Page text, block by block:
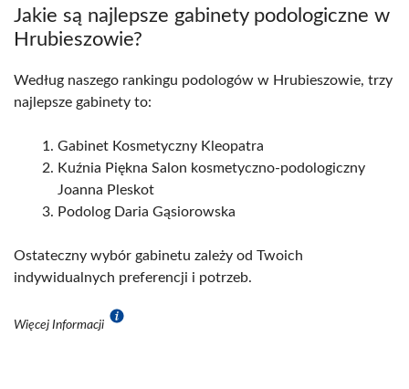
Jakie są najlepsze gabinety podologiczne w
Hrubieszowie?
Według naszego rankingu podologów w Hrubieszowie, trzy
najlepsze gabinety to:
Gabinet Kosmetyczny Kleopatra
Kuźnia Piękna Salon kosmetyczno-podologiczny
Joanna Pleskot
Podolog Daria Gąsiorowska
Ostateczny wybór gabinetu zależy od Twoich
indywidualnych preferencji i potrzeb.
Więcej Informacji